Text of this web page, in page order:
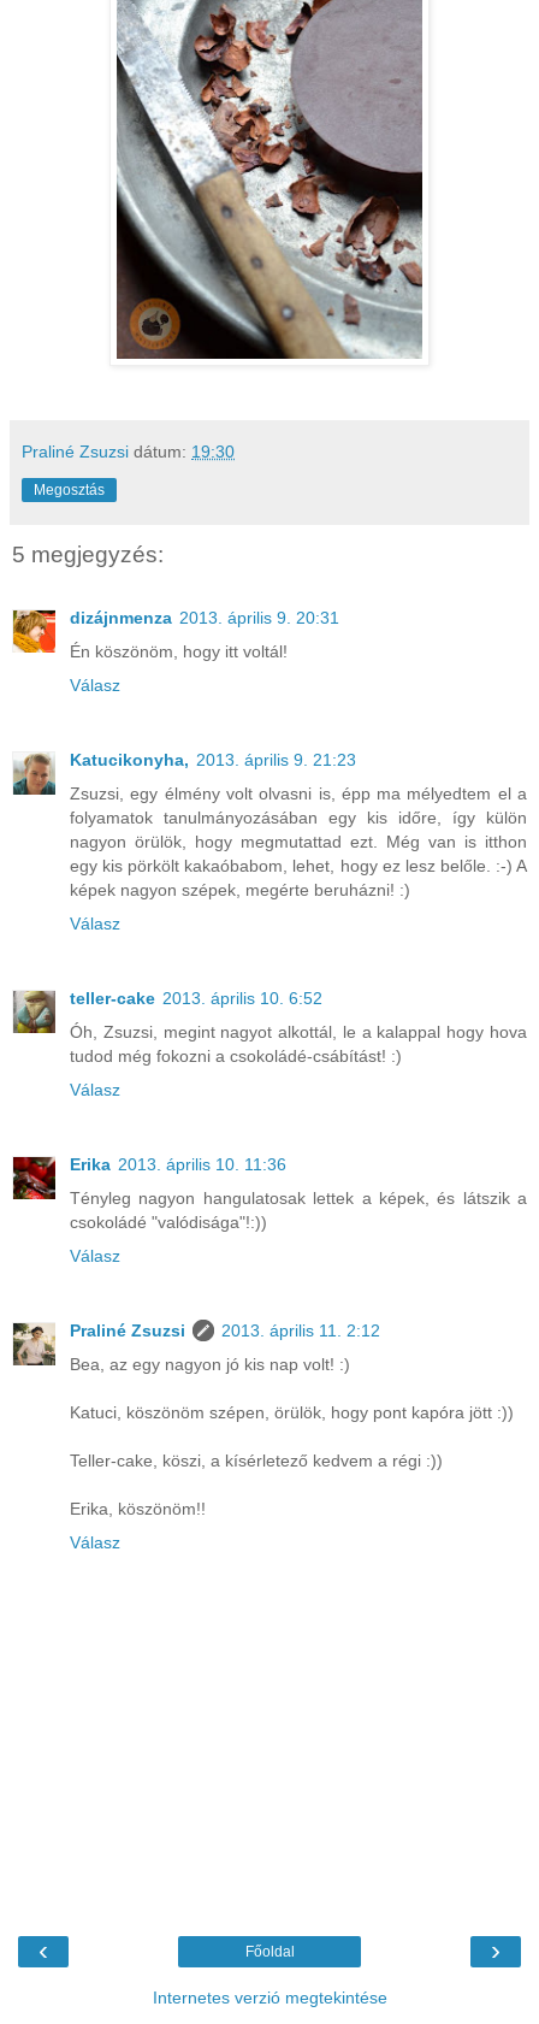
Praliné Zsuzsi dátum: 19:30
Megosztás
5 megjegyzés:
dizájnmenza 2013. április 9. 20:31
Én köszönöm, hogy itt voltál!
Válasz
Katucikonyha, 2013. április 9. 21:23
Zsuzsi, egy élmény volt olvasni is, épp ma mélyedtem el a
folyamatok tanulmányozásában egy kis időre, így külön
nagyon örülök, hogy megmutattad ezt. Még van is itthon
egy kis pörkölt kakaóbabom, lehet, hogy ez lesz belőle. :-) A
képek nagyon szépek, megérte beruházni! :)
Válasz
teller-cake 2013. április 10. 6:52
Óh, Zsuzsi, megint nagyot alkottál, le a kalappal hogy hova
tudod még fokozni a csokoládé-csábítást! :)
Válasz
Erika 2013. április 10. 11:36
Tényleg nagyon hangulatosak lettek a képek, és látszik a
csokoládé "valódisága"!:))
Válasz
Praliné Zsuzsi
2013. április 11. 2:12
Bea, az egy nagyon jó kis nap volt! :)
Katuci, köszönöm szépen, örülök, hogy pont kapóra jött :))
Teller-cake, köszi, a kísérletező kedvem a régi :))
Erika, köszönöm!!
Válasz
‹ ›
Főoldal
Internetes verzió megtekintése